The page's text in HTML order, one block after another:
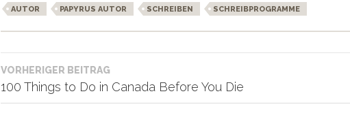
AUTOR PAPYRUS AUTOR SCHREIBEN SCHREIBPROGRAMME
Beitragsnavigation
VORHERIGER BEITRAG
100 Things to Do in Canada Before You Die